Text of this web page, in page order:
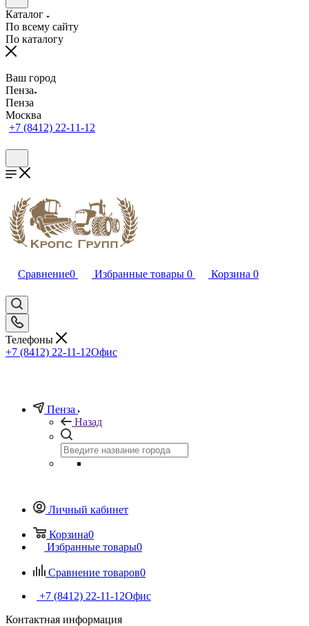
Каталог
По всему сайту
По каталогу
Ваш город
Пенза
Пенза
Москва
+7 (8412) 22-11-12
Сравнение0 Избранные товары 0 Корзина 0
Телефоны
+7 (8412) 22-11-12Офис
Пенза
Назад
Личный кабинет
Корзина0
Избранные товары0
Сравнение товаров0
+7 (8412) 22-11-12Офис
Контактная информация